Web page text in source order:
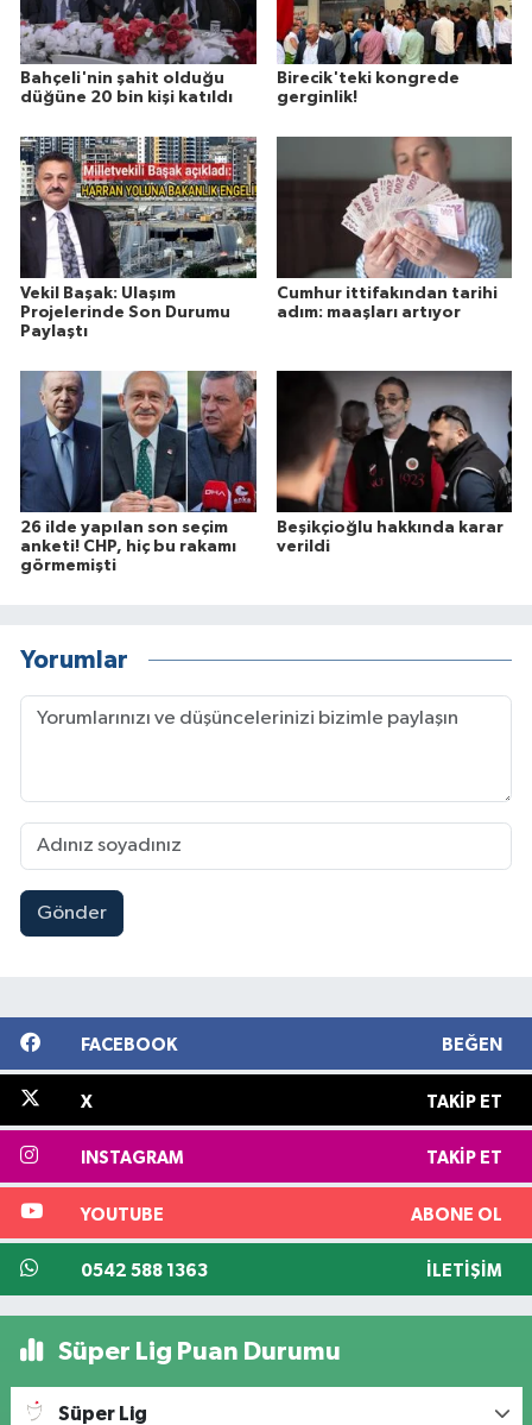
Bahçeli'nin şahit olduğu
düğüne 20 bin kişi katıldı
Birecik'teki kongrede
gerginlik!
Vekil Başak: Ulaşım
Projelerinde Son Durumu
Paylaştı
Cumhur ittifakından tarihi
adım: maaşları artıyor
26 ilde yapılan son seçim
anketi! CHP, hiç bu rakamı
görmemişti
Beşikçioğlu hakkında karar
verildi
Yorumlar
Gönder
FACEBOOK BEĞEN
X TAKIP ET
INSTAGRAM TAKIP ET
YOUTUBE ABONE OL
0542 588 1363 İLETIŞIM
Süper Lig Puan Durumu
Süper Lig